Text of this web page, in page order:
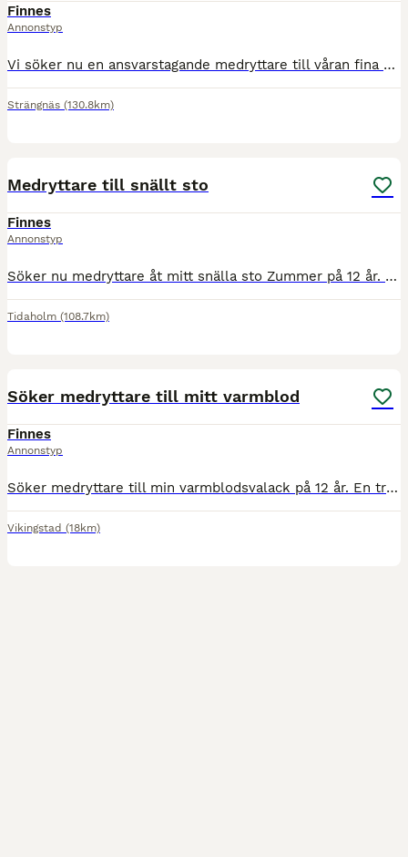
Finnes
Annonstyp
Vi söker nu en ansvarstagande medryttare till våran fina Olle. Vi ser gärna att du som medryttare har erfarenhet av utbildning av hästar då man skulle kunna säga att han är under utbildning. Du som m
Strängnäs (130.8km)
Medryttare till snällt sto
Finnes
Annonstyp
Söker nu medryttare åt mitt snälla sto Zummer på 12 år. Zummer är en väldigt snäll men något känslig häst, känner av sin ryttare väl och anpassar sig efter detta mycket väl. Är mycket tränad från ma
Tidaholm (108.7km)
Söker medryttare till mitt varmblod
Finnes
Annonstyp
Söker medryttare till min varmblodsvalack på 12 år. En trevlig kille med en räv bakom örat, som inte kan alla grunder. Jag tänker att vi börjar från marken. Han är arbetsvillig men är tydlig när han i
Vikingstad (18km)